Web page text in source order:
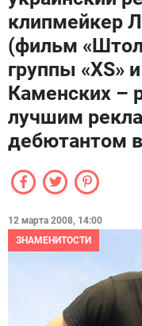
клипмейкер
(фильм
группы «XS»
Каменских –
лучшим
дебютантом
12 марта 2008, 14:00
ЗНАМЕНИТОСТИ